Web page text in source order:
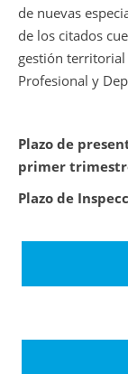
de nuevas
de los citados
gestión
Profesional y
Plazo de
primer
Plazo de